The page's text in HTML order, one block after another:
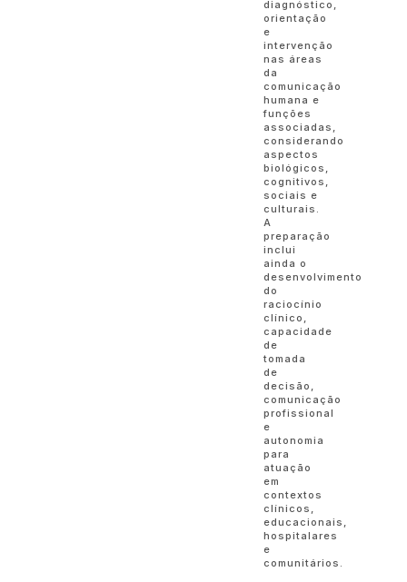
diagnóstico,
orientação
e
intervenção
nas áreas
da
comunicação
humana e
funções
associadas,
considerando
aspectos
biológicos,
cognitivos,
sociais e
culturais.
A
preparação
inclui
ainda o
desenvolvimento
do
raciocínio
clínico,
capacidade
de
tomada
de
decisão,
comunicação
profissional
e
autonomia
para
atuação
em
contextos
clínicos,
educacionais,
hospitalares
e
comunitários.